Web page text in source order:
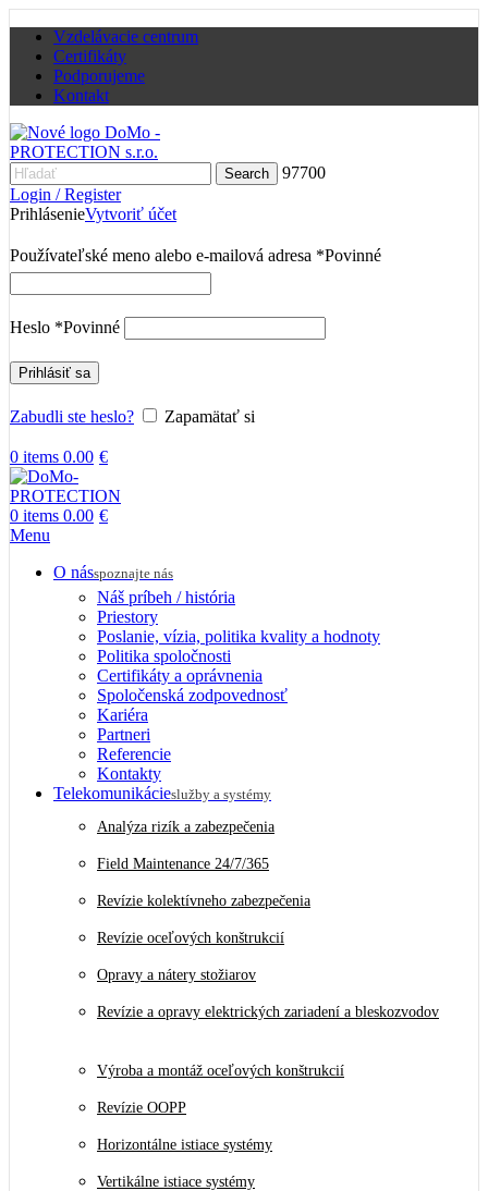
Vzdelávacie centrum
Certifikáty
Podporujeme
Kontakt
Search
97700
Login / Register
PrihlásenieVytvoriť účet
Používateľské meno alebo e-mailová adresa *Povinné
Heslo *Povinné
Prihlásiť sa
Zabudli ste heslo? Zapamätať si
0 items 0.00 €
0 items 0.00 €
Menu
O násspoznajte nás
Náš príbeh / história
Priestory
Poslanie, vízia, politika kvality a hodnoty
Politika spoločnosti
Certifikáty a oprávnenia
Spoločenská zodpovednosť
Kariéra
Partneri
Referencie
Kontakty
Telekomunikácieslužby a systémy
Analýza rizík a zabezpečenia
Field Maintenance 24/7/365
Revízie kolektívneho zabezpečenia
Revízie oceľových konštrukcií
Opravy a nátery stožiarov
Revízie a opravy elektrických zariadení a bleskozvodov
Výroba a montáž oceľových konštrukcií
Revízie OOPP
Horizontálne istiace systémy
Vertikálne istiace systémy